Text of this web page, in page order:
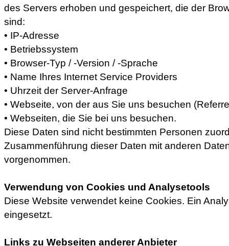
des Servers erhoben und gespeichert, die der
sind:
• IP-Adresse
• Betriebssystem
• Browser-Typ / -Version / -Sprache
• Name Ihres Internet Service Providers
• Uhrzeit der Server-Anfrage
• Webseite, von der aus Sie uns besuchen
• Webseiten, die Sie bei uns besuchen.
Diese Daten sind nicht bestimmten Personen
Zusammenführung dieser Daten mit anderen
vorgenommen.
Verwendung von Cookies und Analysetools
Diese Website verwendet keine Cookies. Ein
eingesetzt.
Links zu Webseiten anderer Anbieter